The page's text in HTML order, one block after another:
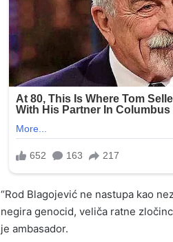
“Rod Blagojević ne nastupa kao
negira genocid, veliča ratne
je ambasador.